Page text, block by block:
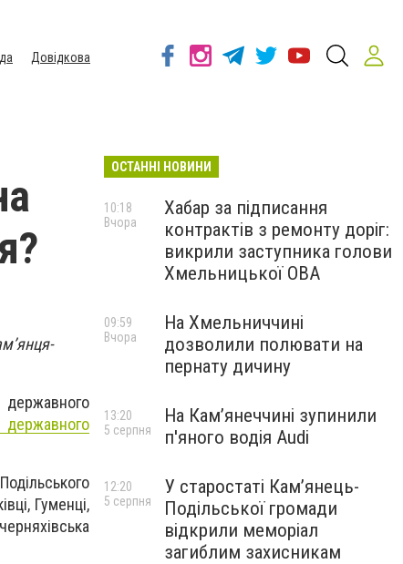
Довідкова
державного
державного
Гуменці,
ОСТАННІ НОВИНИ
Хабар за підписання
контрактів з ремонту доріг:
викрили заступника голови
Хмельницької ОВА
10:18
Вчора
На Хмельниччині
дозволили полювати на
пернату дичину
09:59
Вчора
На Камʼянеччині зупинили
п'яного водія Audi
13:20
5 серпня
У старостаті Кам’янець-
Подільської громади
відкрили меморіал
загиблим захисникам
12:20
5 серпня